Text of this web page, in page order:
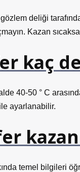
deliği
Kazan
kaç
40-50 ° C
ayarlanabilir.
temel bilgileri